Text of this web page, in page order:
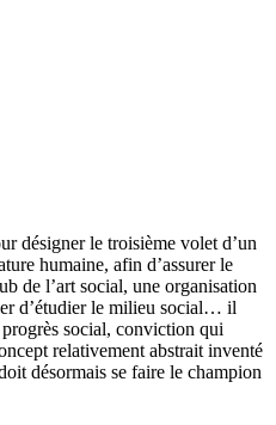
désigner le troisième volet d’un
humaine, afin d’assurer le
de l’art social, une organisation
d’étudier le milieu social… il
social, conviction qui
relativement abstrait inventé
désormais se faire le champion